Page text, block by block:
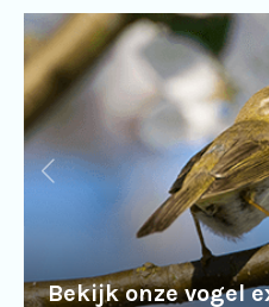
Bekijk onze vogel